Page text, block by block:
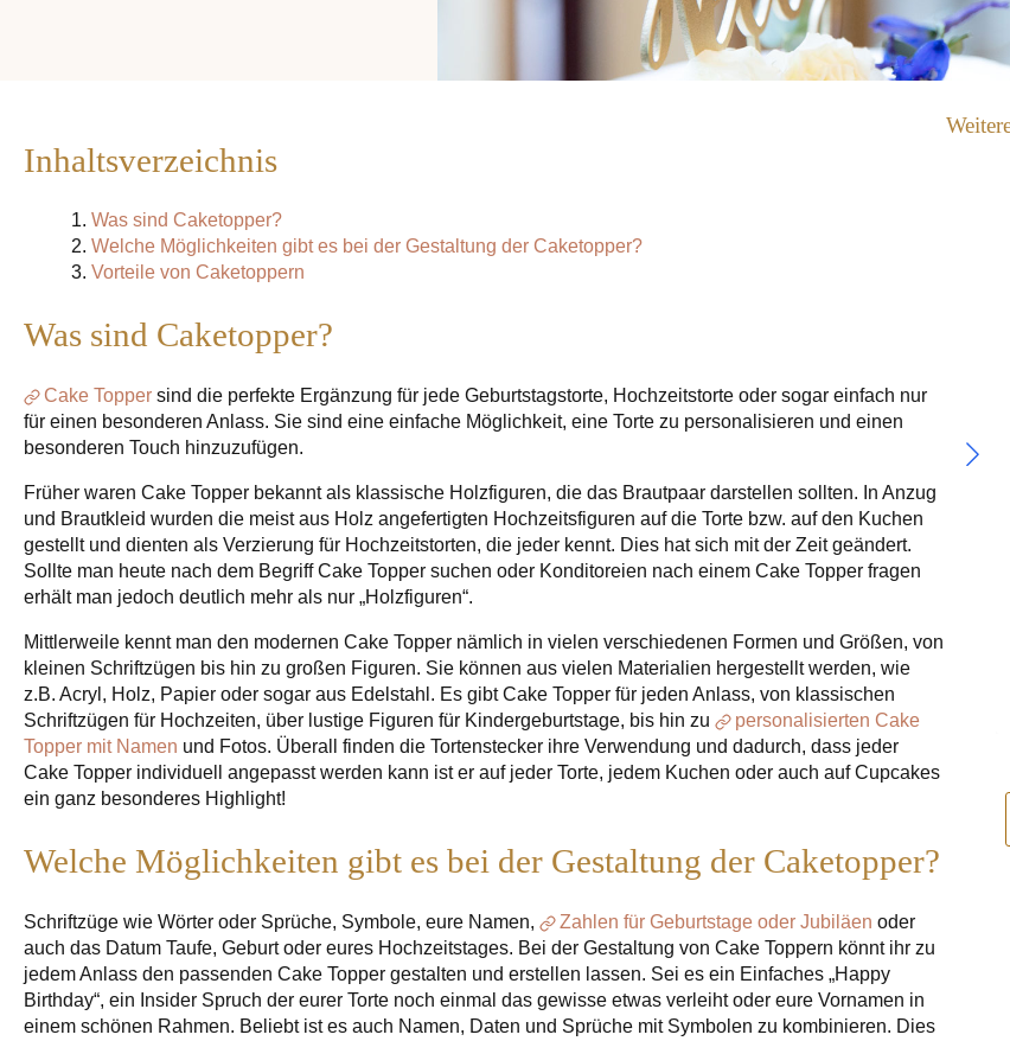
Inhaltsverzeichnis
Was sind Caketopper?
Welche Möglichkeiten gibt es bei der Gestaltung der Caketopper?
Vorteile von Caketoppern
Was sind Caketopper?
Cake Topper sind die perfekte Ergänzung für jede Geburtstagstorte, Hochzeitstorte oder sogar einfach nur
für einen besonderen Anlass. Sie sind eine einfache Möglichkeit, eine Torte zu personalisieren und einen
besonderen Touch hinzuzufügen.
Früher waren Cake Topper bekannt als klassische Holzfiguren, die das Brautpaar darstellen sollten. In Anzug
und Brautkleid wurden die meist aus Holz angefertigten Hochzeitsfiguren auf die Torte bzw. auf den Kuchen
gestellt und dienten als Verzierung für Hochzeitstorten, die jeder kennt. Dies hat sich mit der Zeit geändert.
Sollte man heute nach dem Begriff Cake Topper suchen oder Konditoreien nach einem Cake Topper fragen
erhält man jedoch deutlich mehr als nur „Holzfiguren“.
Mittlerweile kennt man den modernen Cake Topper nämlich in vielen verschiedenen Formen und Größen, von
kleinen Schriftzügen bis hin zu großen Figuren. Sie können aus vielen Materialien hergestellt werden, wie
z.B. Acryl, Holz, Papier oder sogar aus Edelstahl. Es gibt Cake Topper für jeden Anlass, von klassischen
Schriftzügen für Hochzeiten, über lustige Figuren für Kindergeburtstage, bis hin zu
personalisierten Cake
Topper mit Namen und Fotos. Überall finden die Tortenstecker ihre Verwendung und dadurch, dass jeder
Cake Topper individuell angepasst werden kann ist er auf jeder Torte, jedem Kuchen oder auch auf Cupcakes
ein ganz besonderes Highlight!
Welche Möglichkeiten gibt es bei der Gestaltung der Caketopper?
Schriftzüge wie Wörter oder Sprüche, Symbole, eure Namen, Zahlen für Geburtstage oder Jubiläen oder
auch das Datum Taufe, Geburt oder eures Hochzeitstages. Bei der Gestaltung von Cake Toppern könnt ihr zu
jedem Anlass den passenden Cake Topper gestalten und erstellen lassen. Sei es ein Einfaches „Happy
Birthday“, ein Insider Spruch der eurer Torte noch einmal das gewisse etwas verleiht oder eure Vornamen in
einem schönen Rahmen. Beliebt ist es auch Namen, Daten und Sprüche mit Symbolen zu kombinieren. Dies